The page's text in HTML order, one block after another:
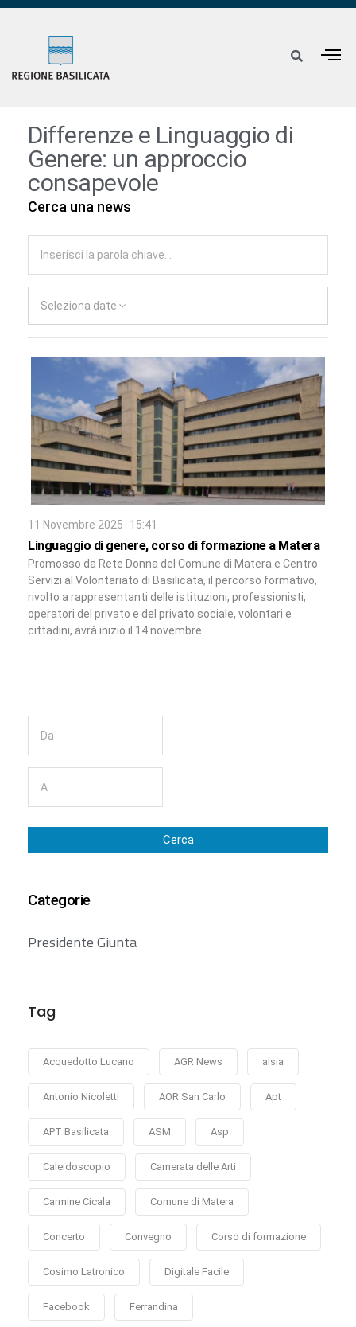
Differenze e Linguaggio di
Genere: un approccio
consapevole
Cerca una news
Seleziona date
11 Novembre 2025- 15:41
Linguaggio di genere, corso di formazione a Matera
Promosso da Rete Donna del Comune di Matera e Centro
Servizi al Volontariato di Basilicata, il percorso formativo,
rivolto a rappresentanti delle istituzioni, professionisti,
operatori del privato e del privato sociale, volontari e
cittadini, avrà inizio il 14 novembre
Cerca
Categorie
Presidente Giunta
Tag
Acquedotto Lucano AGR News alsia
Antonio Nicoletti AOR San Carlo Apt
APT Basilicata ASM Asp
Caleidoscopio Camerata delle Arti
Carmine Cicala Comune di Matera
Concerto Convegno Corso di formazione
Cosimo Latronico Digitale Facile
Facebook Ferrandina